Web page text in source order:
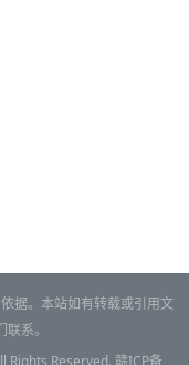
据。本站如有转载或引用文
系。
Rights Reserved. 赣ICP备